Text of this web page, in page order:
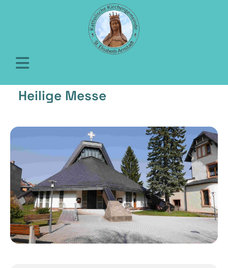
Heilige Messe